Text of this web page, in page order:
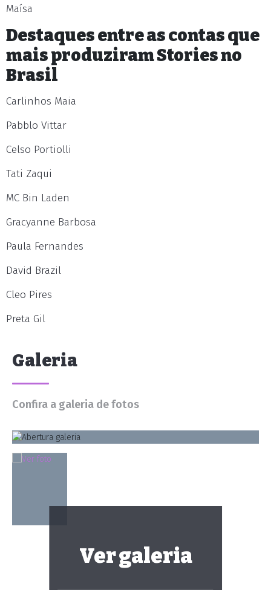
Maísa
Destaques entre as contas que
mais produziram Stories no
Brasil
Carlinhos Maia
Pabblo Vittar
Celso Portiolli
Tati Zaqui
MC Bin Laden
Gracyanne Barbosa
Paula Fernandes
David Brazil
Cleo Pires
Preta Gil
Galeria
Confira a galeria de fotos
Ver galeria